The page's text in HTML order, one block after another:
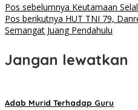
Navigasi
pos
Pos sebelumnya Keutamaan
Pos berikutnya HUT TNI 79,
Semangat Juang Pendahulu
Jangan lewatkan
Adab Murid Terhadap Guru